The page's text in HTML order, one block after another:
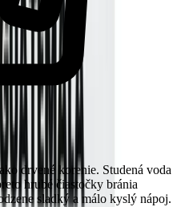
drvené korenie. Studená voda
hrubé čiastočky bránia
sladký a málo kyslý nápoj.